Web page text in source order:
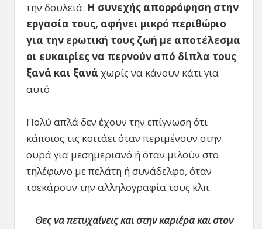
την δουλειά. Η συνεχής απορρόφηση στην
εργασία τους, αφήνει μικρό περιθώριο
για την ερωτική τους ζωή με αποτέλεσμα
οι ευκαιρίες να περνούν από δίπλα τους
ξανά και ξανά χωρίς να κάνουν κάτι για
αυτό.
Πολύ απλά δεν έχουν την επίγνωση ότι
κάποιος τις κοιτάει όταν περιμένουν στην
ουρά για μεσημεριανό ή όταν μιλούν στο
τηλέφωνο με πελάτη ή συνάδελφο, όταν
τσεκάρουν την αλληλογραφία τους κλπ.
Θες να πετυχαίνεις και στην καριέρα και στον